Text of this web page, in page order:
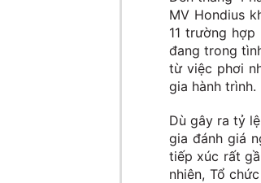
MV Hondius
11 trường
đang trong
từ việc phơi
gia hành trình.
Dù gây ra tỷ
gia đánh giá
tiếp xúc rất
nhiên, Tổ